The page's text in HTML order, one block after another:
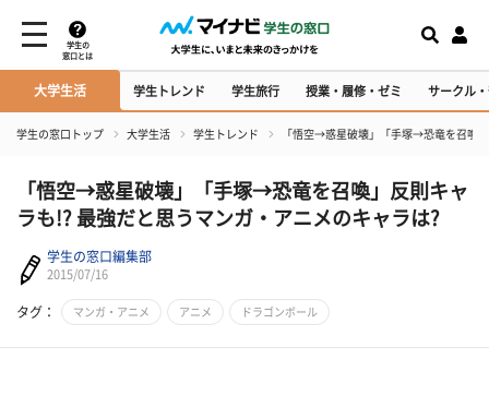
学生の
窓口とは
大学生活 学生トレンド 学生旅行 授業・履修・ゼミ サークル
学生の窓口トップ 大学生活 学生トレンド 「悟空→惑星破壊」「手塚→恐竜を召喚
「悟空→惑星破壊」「手塚→恐竜を召喚」反則キャ
ラも!? 最強だと思うマンガ・アニメのキャラは?
学生の窓口編集部
2015/07/16
タグ： マンガ・アニメ アニメ ドラゴンボール